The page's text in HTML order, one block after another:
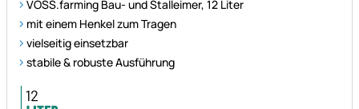
VOSS.farming Bau- und Stalleimer, 12 Liter
mit einem Henkel zum Tragen
vielseitig einsetzbar
stabile & robuste Ausführung